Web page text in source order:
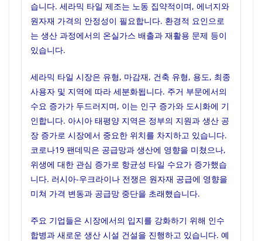
습니다. 세라믹 타일 제조는 노동 집약적이며, 에너지와
원자재 가격의 안정성이 필요합니다. 환경적 요인으로
는 생산 과정에서의 온실가스 배출과 재활용 문제 등이
있습니다.
세라믹 타일 시장은 유형, 마감재, 건축 유형, 용도, 최종
사용자 및 지역에 따라 세분화됩니다. 주거 부문에서의
수요 증가가 두드러지며, 이는 인구 증가와 도시화에 기
인합니다. 아시아 태평양 지역은 정부의 지원과 생산 공
장 증가로 시장에서 중요한 위치를 차지하고 있습니다.
코로나19 팬데믹은 공급망과 생산에 영향을 미쳤으나,
위생에 대한 관심 증가로 항균성 타일 수요가 증가했습
니다. 러시아-우크라이나 전쟁은 원자재 공급에 영향을
미쳐 가격 변동과 공급망 중단을 초래했습니다.
주요 기업들은 시장에서의 입지를 강화하기 위해 인수
합병과 새로운 생산 시설 건설을 진행하고 있습니다. 예